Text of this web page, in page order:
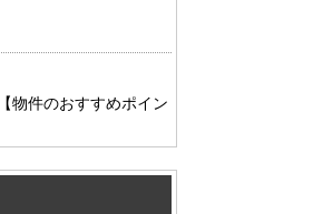
物件のおすすめポイン